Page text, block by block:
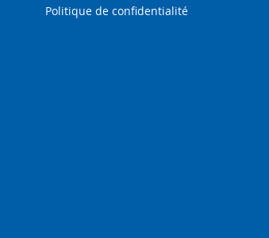
Politique de confidentialité